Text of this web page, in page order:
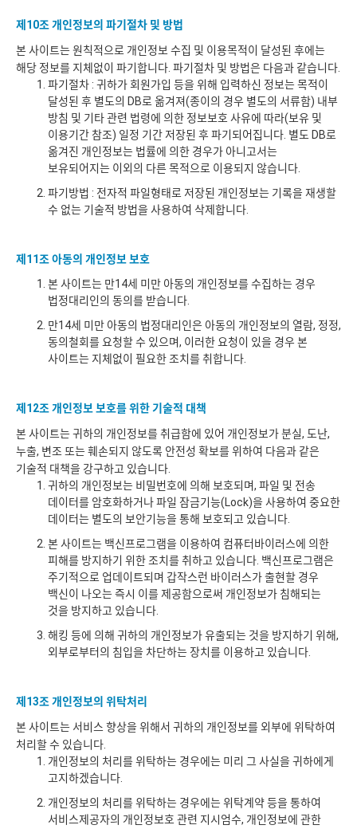
제10조 개인정보의 파기절차 및 방법
본 사이트는 원칙적으로 개인정보 수집 및 이용목적이 달성된 후에는
해당 정보를 지체없이 파기합니다. 파기절차 및 방법은 다음과 같습니다.
파기절차 : 귀하가 회원가입 등을 위해 입력하신 정보는 목적이
달성된 후 별도의 DB로 옮겨져(종이의 경우 별도의 서류함) 내부
방침 및 기타 관련 법령에 의한 정보보호 사유에 따라(보유 및
이용기간 참조) 일정 기간 저장된 후 파기되어집니다. 별도 DB로
옮겨진 개인정보는 법률에 의한 경우가 아니고서는
보유되어지는 이외의 다른 목적으로 이용되지 않습니다.
파기방법 : 전자적 파일형태로 저장된 개인정보는 기록을 재생할
수 없는 기술적 방법을 사용하여 삭제합니다.
제11조 아동의 개인정보 보호
본 사이트는 만14세 미만 아동의 개인정보를 수집하는 경우
법정대리인의 동의를 받습니다.
만14세 미만 아동의 법정대리인은 아동의 개인정보의 열람, 정정,
동의철회를 요청할 수 있으며, 이러한 요청이 있을 경우 본
사이트는 지체없이 필요한 조치를 취합니다.
제12조 개인정보 보호를 위한 기술적 대책
본 사이트는 귀하의 개인정보를 취급함에 있어 개인정보가 분실, 도난,
누출, 변조 또는 훼손되지 않도록 안전성 확보를 위하여 다음과 같은
기술적 대책을 강구하고 있습니다.
귀하의 개인정보는 비밀번호에 의해 보호되며, 파일 및 전송
데이터를 암호화하거나 파일 잠금기능(Lock)을 사용하여 중요한
데이터는 별도의 보안기능을 통해 보호되고 있습니다.
본 사이트는 백신프로그램을 이용하여 컴퓨터바이러스에 의한
피해를 방지하기 위한 조치를 취하고 있습니다. 백신프로그램은
주기적으로 업데이트되며 갑작스런 바이러스가 출현할 경우
백신이 나오는 즉시 이를 제공함으로써 개인정보가 침해되는
것을 방지하고 있습니다.
해킹 등에 의해 귀하의 개인정보가 유출되는 것을 방지하기 위해,
외부로부터의 침입을 차단하는 장치를 이용하고 있습니다.
제13조 개인정보의 위탁처리
본 사이트는 서비스 향상을 위해서 귀하의 개인정보를 외부에 위탁하여
처리할 수 있습니다.
개인정보의 처리를 위탁하는 경우에는 미리 그 사실을 귀하에게
고지하겠습니다.
개인정보의 처리를 위탁하는 경우에는 위탁계약 등을 통하여
서비스제공자의 개인정보호 관련 지시엄수, 개인정보에 관한